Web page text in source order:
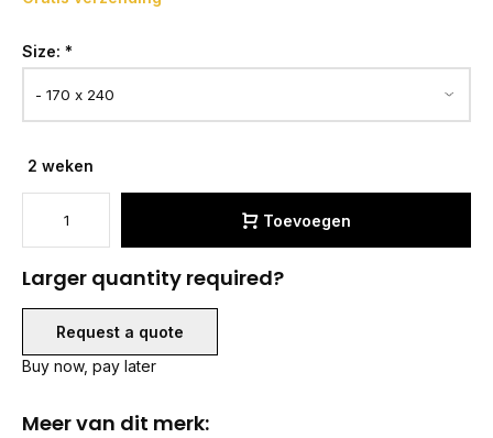
Size: *
2 weken
Toevoegen
Larger quantity required?
Request a quote
Buy now, pay later
Meer van dit merk: